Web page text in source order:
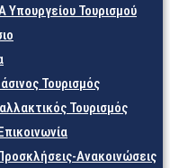
Υπουργείου Τουρισμού
Τουρισμός
Τουρισμός
Ανακοινώσεις